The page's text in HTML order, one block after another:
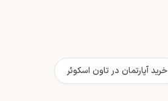
خرید آپارتمان در تاون اسکوئر